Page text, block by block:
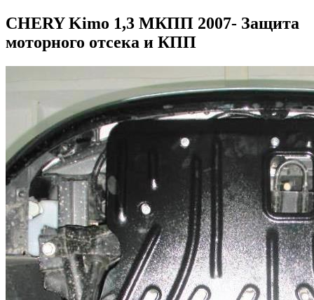
CHERY Kimo 1,3 МКПП 2007- Защита
моторного отсека и КПП